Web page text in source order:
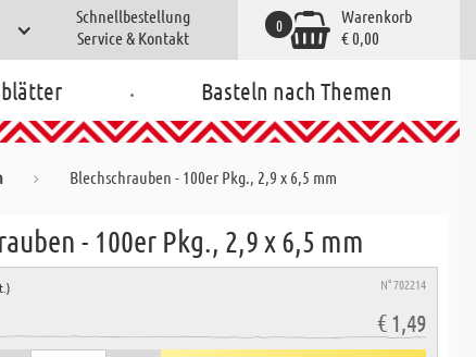
Schnellbestellung
Service & Kontakt
Warenkorb
€ 0,00
0
. Basteln nach Themen
Blechschrauben - 100er Pkg., 2,9 x 6,5 mm
- 100er Pkg., 2,9 x 6,5 mm
N° 702214
€ 1,49